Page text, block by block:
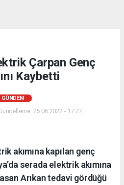
Çarpan Genç
Kaybetti
GÜNDEM
25.06.2022 - 17:27
akımına kapılan genç
serada elektrik akımına
Arıkan tedavi gördüğü